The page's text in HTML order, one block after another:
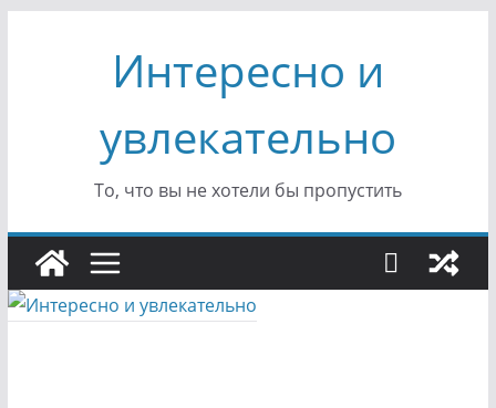
содержимомуИнтересно и
увлекательно
То, что вы не хотели бы пропустить